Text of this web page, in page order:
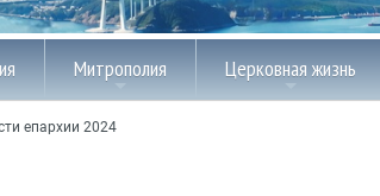
Митрополия Церковная жизнь
епархии 2024